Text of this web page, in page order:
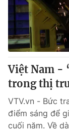
® Cấm sao chép
thuận bằng văn
thông tin từ
Việt Nam -
trong thị
VTV.vn - Bức
điểm sáng để
cuối năm. Về